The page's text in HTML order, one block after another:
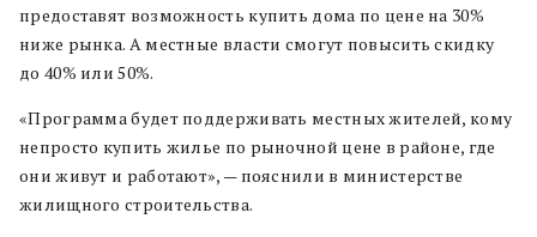
предоставят возможность купить дома по цене на 30%
ниже рынка. А местные власти смогут повысить скидку
до 40% или 50%.
«Программа будет поддерживать местных жителей, кому
непросто купить жилье по рыночной цене в районе, где
они живут и работают», — пояснили в министерстве
жилищного строительства.